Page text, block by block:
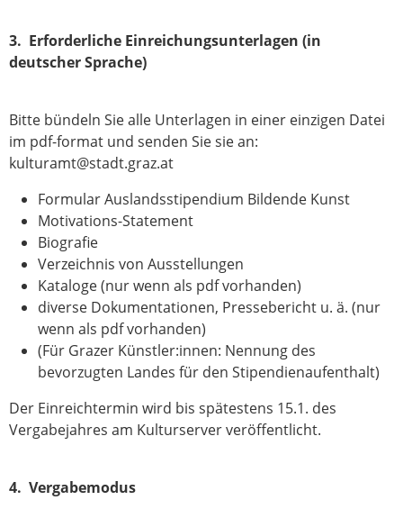
3. Erforderliche Einreichungsunterlagen (in
deutscher Sprache)
Bitte bündeln Sie alle Unterlagen in einer einzigen Datei
im pdf-format und senden Sie sie an:
kulturamt@stadt.graz.at
Formular Auslandsstipendium Bildende Kunst
Motivations-Statement
Biografie
Verzeichnis von Ausstellungen
Kataloge (nur wenn als pdf vorhanden)
diverse Dokumentationen, Pressebericht u. ä. (nur
wenn als pdf vorhanden)
(Für Grazer Künstler:innen: Nennung des
bevorzugten Landes für den Stipendienaufenthalt)
Der Einreichtermin wird bis spätestens 15.1. des
Vergabejahres am Kulturserver veröffentlicht.
4. Vergabemodus